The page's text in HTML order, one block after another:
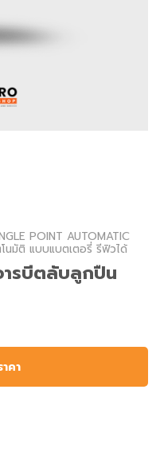
POINT AUTOMATIC
นมัติ แบบแบตเตอรี่ รีฟิวได้
ารบีตลับลูกปืน
คา